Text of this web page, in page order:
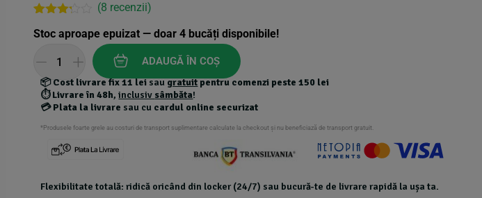
3.14
based
on
customer
ratings
(8 recenzii)
Stoc aproape epuizat — doar4 bucăți disponibile!
ADAUGĂ ÎN COȘ
📦Cost livrare fix 11 leisaugratuitpentru comenzi peste 150 lei
⏱️Livrare în 48h,inclusiv sâmbăta!
💳Plata la livrare sau cu cardul online securizat
*Produsele foarte grele au costuri de transport suplimentare calculate la checkout și nu beneficiază de transport gratuit.
Flexibilitate totală: ridică oricând din locker (24/7) sau bucură-te de livrare rapidă la ușa ta.